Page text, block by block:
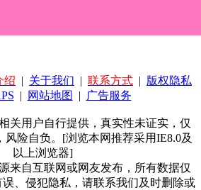
绍 | 关于我们 | 联系方式 | 版权隐私
| 网站地图 | 广告服务
关用户自行提供，真实性未证实，仅
险自负。[浏览本网推荐采用IE8.0及
以上浏览器]
来自互联网或网友发布，所有数据仅
、侵犯隐私，请联系我们及时删除或